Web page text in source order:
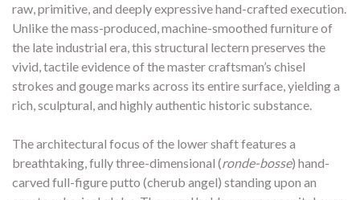
raw, primitive, and deeply expressive hand-crafted execution.
Unlike the mass-produced, machine-smoothed furniture of
the late industrial era, this structural lectern preserves the
vivid, tactile evidence of the master craftsman’s chisel
strokes and gouge marks across its entire surface, yielding a
rich, sculptural, and highly authentic historic substance.
The architectural focus of the lower shaft features a
breathtaking, fully three-dimensional (ronde-bosse) hand-
carved full-figure putto (cherub angel) standing upon an